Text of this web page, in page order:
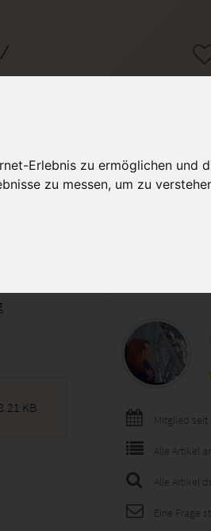
Erlebnis zu ermöglichen und
zu messen, um zu
/ Lehrgänge
KB
Mitglied
Alle Artikel
Alle Artikel
Eine Frage